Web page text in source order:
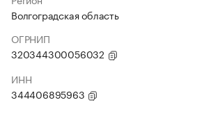
Волгоградская область
ОГРНИП
320344300056032
ИНН
344406895963